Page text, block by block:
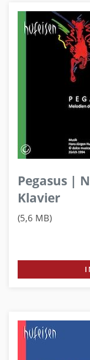
Pegasus |
Klavier
(5,6 MB)